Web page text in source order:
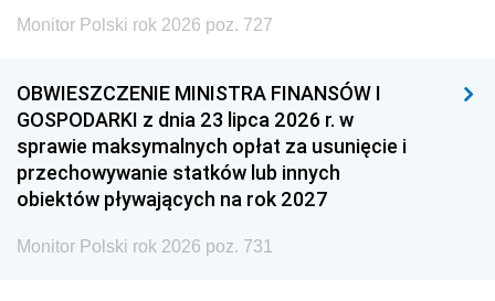
Monitor Polski rok 2026 poz. 727
OBWIESZCZENIE MINISTRA FINANSÓW I
GOSPODARKI z dnia 23 lipca 2026 r. w
sprawie maksymalnych opłat za usunięcie i
przechowywanie statków lub innych
obiektów pływających na rok 2027
Monitor Polski rok 2026 poz. 731